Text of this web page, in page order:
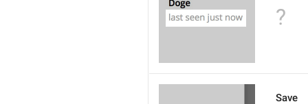
?
Save